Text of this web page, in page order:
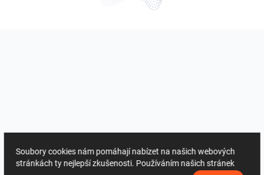
Soubory cookies nám pomáhají nabízet na našich webových
stránkách ty nejlepší zkušenosti. Používáním našich stránek